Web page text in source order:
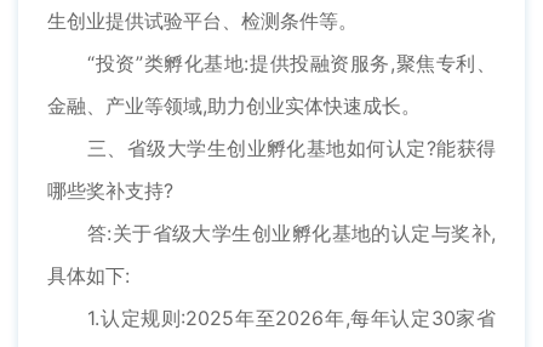
生创业提供试验平台、检测条件等。
“投资”类孵化基地:提供投融资服务,聚焦专利、
金融、产业等领域,助力创业实体快速成长。
三、省级大学生创业孵化基地如何认定?能获得
哪些奖补支持?
答:关于省级大学生创业孵化基地的认定与奖补,
具体如下:
1.认定规则:2025年至2026年,每年认定30家省